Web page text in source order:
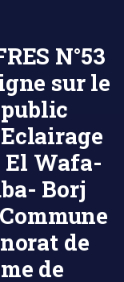
N°53
sur le
El Wafa-
Borj
de
de